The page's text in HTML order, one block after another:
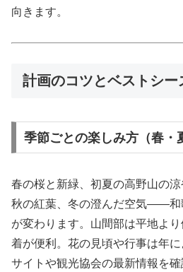
向きます。
計画のコツとベストシー
季節ごとの楽しみ方（春・
春の桜と新緑、初夏の高野山の涼
秋の紅葉、冬の澄んだ空気——和
が変わります。山間部は平地よ
着が便利。花の見頃や行事は年
サイトや観光協会の最新情報を